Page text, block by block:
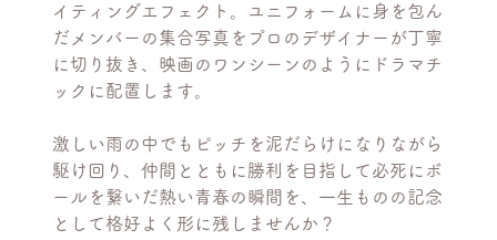
イティングエフェクト。ユニフォームに身を包ん
だメンバーの集合写真をプロのデザイナーが丁寧
に切り抜き、映画のワンシーンのようにドラマチ
ックに配置します。
激しい雨の中でもピッチを泥だらけになりながら
駆け回り、仲間とともに勝利を目指して必死にボ
ールを繋いだ熱い青春の瞬間を、一生ものの記念
として格好よく形に残しませんか？